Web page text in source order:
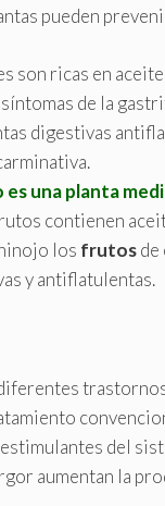
pueden
son ricas en
de la
digestivas
es una planta
contienen
los frutosde
y antiflatulentas.
del
aumentan la